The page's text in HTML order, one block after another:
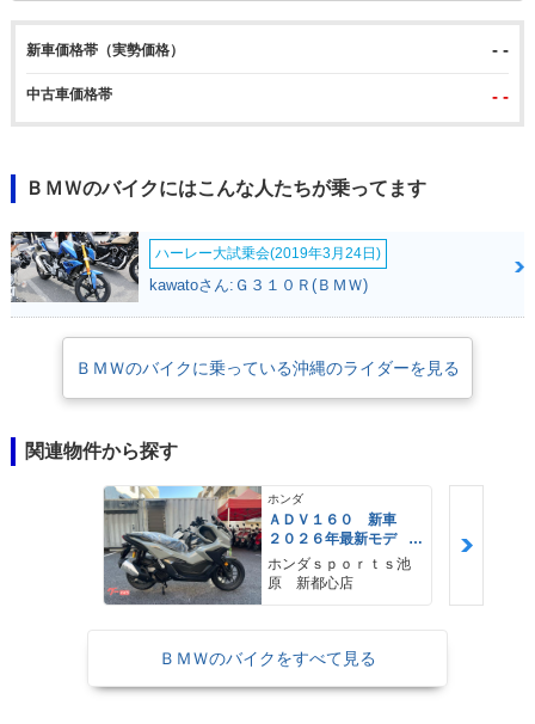
新車価格帯（実勢価格） - -
中古車価格帯 - -
ＢＭＷのバイクにはこんな人たちが乗ってます
ハーレー大試乗会(2019年3月24日)
kawatoさん:Ｇ３１０Ｒ(ＢＭＷ)
ＢＭＷのバイクに乗っている沖縄のライダーを見る
関連物件から探す
ホンダ
ＡＤＶ１６０ 新車
２０２６年最新モデ
ル パールスモーキー
グレー スマートキ
ー ２９Ｌメットイ
ホンダｓｐｏｒｔｓ池
原 新都心店
ＢＭＷのバイクをすべて見る